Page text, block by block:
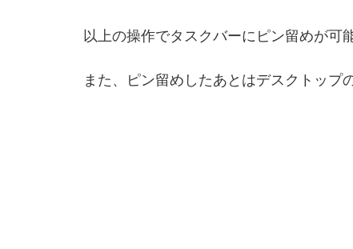
以上の操作でタスクバーにピン留めが可
また、ピン留めしたあとはデスクトップ